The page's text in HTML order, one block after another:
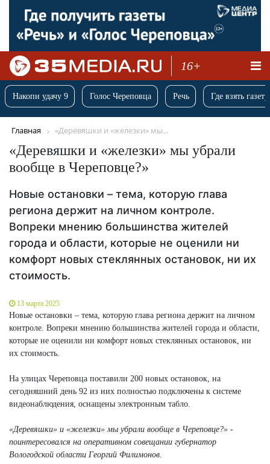
16+
Накопи удачу 9 Голос Череповца Речь Где взять
Главная «Деревяшки и «железки» мы...
«Деревяшки и «железки» мы убрали
вообще в Череповце?»
Новые остановки – тема, которую глава
региона держит на личном контроле.
Вопреки мнению большинства жителей
города и области, которые не оценили ни
комфорт новых стеклянных остановок, ни их
стоимость.
13 марта 2025
Новые остановки – тема, которую глава региона держит на личном
контроле. Вопреки мнению большинства жителей города и области,
которые не оценили ни комфорт новых стеклянных остановок, ни
их стоимость.
На улицах Череповца поставили 200 новых остановок, на
сегодняшний день 92 из них полностью подключены к системе
видеонаблюдения, оснащены электронным табло.
«Деревяшки» и «железки» мы убрали вообще в Череповце?» -
поинтересовался на оперативном совещании губернатор
Вологодской области Георгий Филимонов.